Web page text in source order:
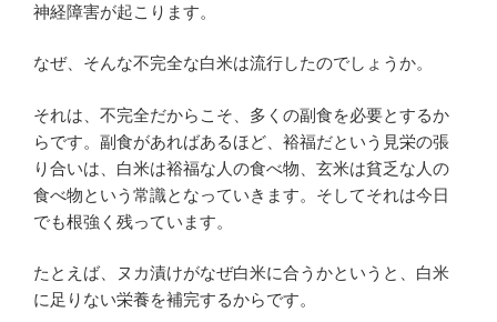
神経障害が起こります。
なぜ、そんな不完全な白米は流行したのでしょうか。
それは、不完全だからこそ、多くの副食を必要とするか
らです。副食があればあるほど、裕福だという見栄の張
り合いは、白米は裕福な人の食べ物、玄米は貧乏な人の
食べ物という常識となっていきます。そしてそれは今日
でも根強く残っています。
たとえば、ヌカ漬けがなぜ白米に合うかというと、白米
に足りない栄養を補完するからです。